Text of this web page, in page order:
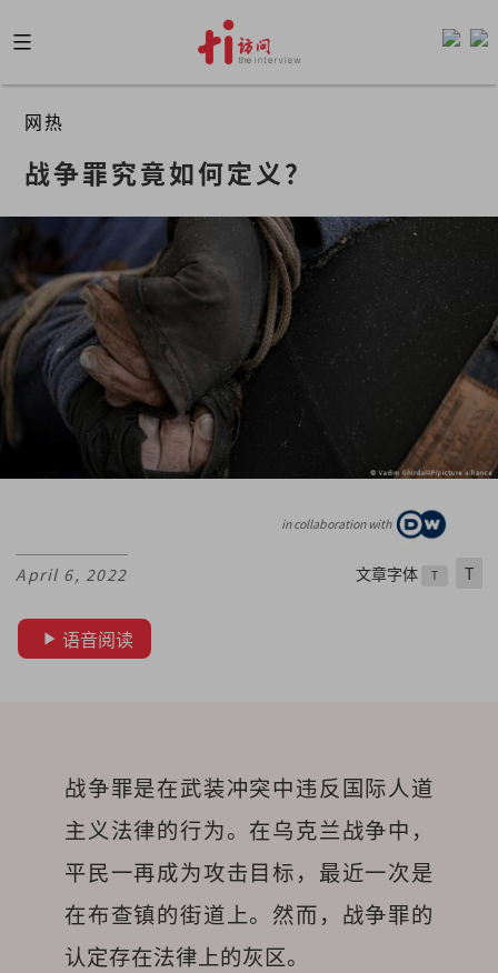
to
content
网热
战争罪究竟如何定义？
in collaboration with
April 6, 2022 文章字体 T T
语音阅读
战争罪是在武装冲突中违反国际人道
主义法律的行为。在乌克兰战争中，
平民一再成为攻击目标，最近一次是
在布查镇的街道上。然而，战争罪的
认定存在法律上的灰区。